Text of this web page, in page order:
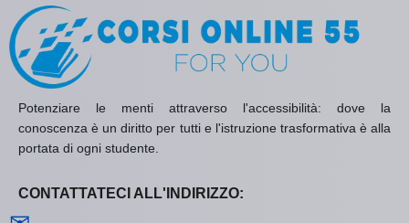
Potenziare le menti attraverso l'accessibilità: dove la
conoscenza è un diritto per tutti e l'istruzione trasformativa è alla
portata di ogni studente.
CONTATTATECI ALL'INDIRIZZO: